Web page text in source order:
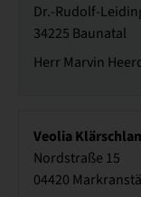
Dr.-Rudolf-
34225 Baunatal
Herr Marvin
Veolia
Nordstraße 15
04420